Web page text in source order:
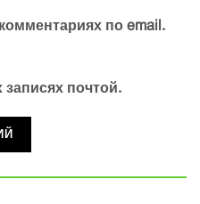
по email.
почтой.